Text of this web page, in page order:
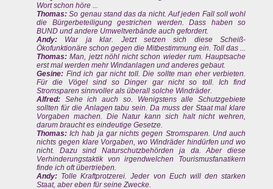
Wort schon höre ...
Thomas: So genau stand das da nicht. Auf jeden Fall soll wohl
die Bürgerbeteiligung gestrichen werden. Dass haben so
BUND und andere Umweltverbände auch gefordert.
Andy: War ja klar. Jetzt setzen sich diese Scheiß-
Ökofunktionäre schon gegen die Mitbestimmung ein. Toll das ...
Thomas: Man, jetzt nöhl nicht schon wieder rum. Hauptsache
erst mal werden mehr Windanlagen und anderes gebaut.
Gesine: Find ich gar nicht toll. Die sollte man eher verbieten.
Für die Vögel sind so Dinger gar nicht so toll. Ich find
Stromsparen sinnvoller als überall solche Windräder.
Alfred: Sehe ich auch so. Wenigstens alle Schutzgebiete
sollten für die Anlagen tabu sein. Da muss der Staat mal klare
Vorgaben machen. Die Natur kann sich halt nicht wehren,
darum braucht es eindeutige Gesetze.
Thomas: Ich hab ja gar nichts gegen Stromsparen. Und auch
nichts gegen klare Vorgaben, wo Windräder hindürfen und wo
nicht. Dazu sind Naturschutzbehörden ja da. Aber diese
Verhinderungstaktik von irgendwelchen Tourismusfanatikern
finde ich oft übertrieben.
Andy: Tolle Kraftprotzerei. Jeder von Euch will den starken
Staat, aber eben für seine Zwecke.